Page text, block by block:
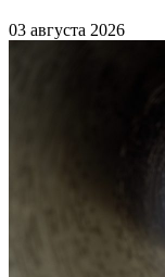
03 августа 2026